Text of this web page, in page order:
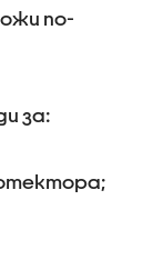
по-
за: